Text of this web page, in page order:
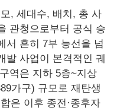
, 세대수, 배치, 총 사
관청으로부터 공식 승
서 흔히 7부 능선을 넘
발 사업이 본격적인 궤
역은 지하 5층~지상
가구) 규모로 재탄생
은 이후 종전·종후자